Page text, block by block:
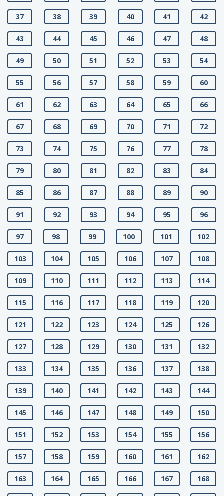
37 38 39 40 41 42
43 44 45 46 47 48
49 50 51 52 53 54
55 56 57 58 59 60
61 62 63 64 65 66
67 68 69 70 71 72
73 74 75 76 77 78
79 80 81 82 83 84
85 86 87 88 89 90
91 92 93 94 95 96
97 98 99 100 101 102
103 104 105 106 107 108
109 110 111 112 113 114
115 116 117 118 119 120
121 122 123 124 125 126
127 128 129 130 131 132
133 134 135 136 137 138
139 140 141 142 143 144
145 146 147 148 149 150
151 152 153 154 155 156
157 158 159 160 161 162
163 164 165 166 167 168